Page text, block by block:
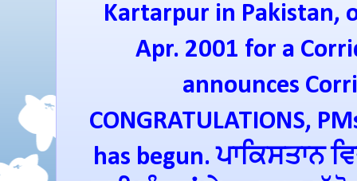
Kartarpur in Pakistan,
Apr. 2001 for a
announces
CONGRATULATIONS,
has begun. ਪਾਕਿਸਤਾਨ